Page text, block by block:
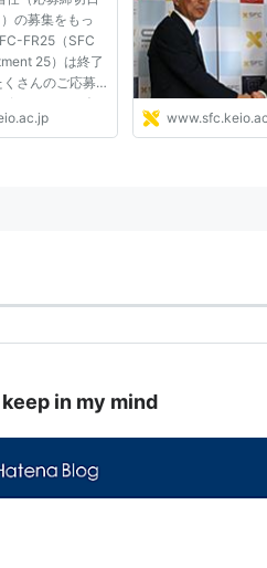
の募集をもっ
FR25（SFC
25）は終了
さんのご応募
いました。 今
SFC公式ウェブ
｜慶應義塾大学
ャンパス（SFC）
keep in my mind